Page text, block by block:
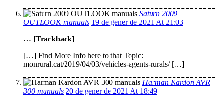
Saturn 2009
OUTLOOK manuals 19 de gener de 2021 At 21:03
… [Trackback]
[…] Find More Info here to that Topic:
monrural.cat/2019/04/03/vehicles-agents-rurals/ […]
Harman Kardon AVR
300 manuals 20 de gener de 2021 At 18:49